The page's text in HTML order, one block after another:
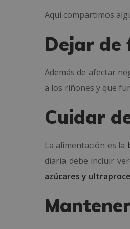
Aquí compartimos
Dejar de
Además de afectar
a los riñones y que
Cuidar
La alimentación es la
diaria debe incluir
azúcares y